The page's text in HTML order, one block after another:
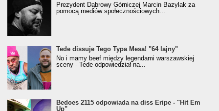
Prezydent Dąbrowy Górniczej Marcin Bazylak za
pomocą mediów społecznościowych...
Tede dissuje Tego Typa Mesa! "64 lajny"
No i mamy beef między legendami warszawskiej
sceny - Tede odpowiedział na...
Bedoes 2115 odpowiada na diss Eripe - "Hit Em
Up"